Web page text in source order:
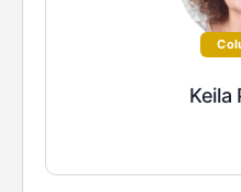
Keila